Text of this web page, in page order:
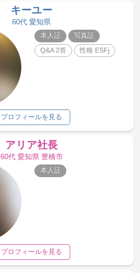
キーユー
60代 愛知県
本人証
写真証
Q&A 2答
性格 ESFj
プロフィールを見る
アリア社長
60代 愛知県 豊橋市
本人証
プロフィールを見る